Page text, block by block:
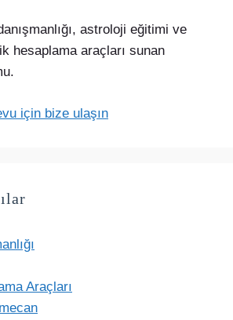
astroloji eğitimi ve
hesaplama araçları sunan
için bize ulaşın
Araçları